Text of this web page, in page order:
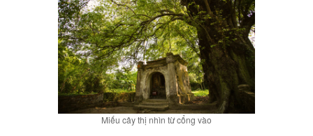
Miếu cây thị nhìn từ cổng vào